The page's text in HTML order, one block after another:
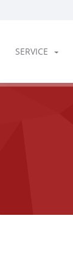
SERVICE